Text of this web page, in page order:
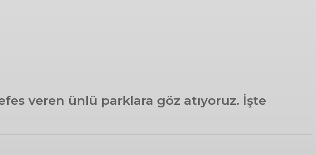
veren ünlü parklara göz atıyoruz. İşte